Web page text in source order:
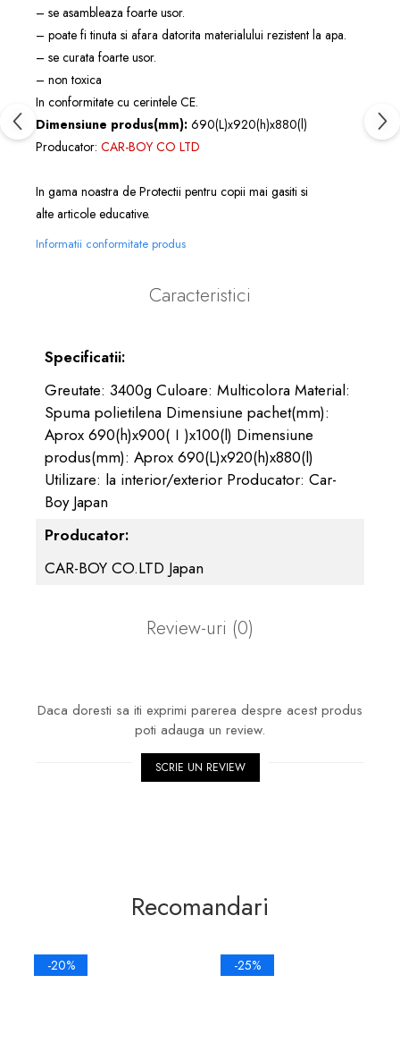
– se asambleaza foarte usor.
– poate fi tinuta si afara datorita materialului rezistent la apa.
– se curata foarte usor.
– non toxica
In conformitate cu cerintele CE.
Dimensiune produs(mm): 690(L)x920(h)x880(l)
Producator: CAR-BOY CO LTD
In gama noastra de Protectii pentru copii mai gasiti si
alte articole educative.
Informatii conformitate produs
Caracteristici
Specificatii:
Greutate: 3400g Culoare: Multicolora Material:
Spuma polietilena Dimensiune pachet(mm):
Aprox 690(h)x900(ｌ)x100(l) Dimensiune
produs(mm): Aprox 690(L)x920(h)x880(l)
Utilizare: la interior/exterior Producator: Car-
Boy Japan
Producator:
CAR-BOY CO.LTD Japan
Review-uri (0)
Daca doresti sa iti exprimi parerea despre acest produs
poti adauga un review.
SCRIE UN REVIEW
Recomandari
-20% -25%